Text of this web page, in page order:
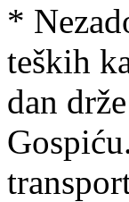
*
teških
dan